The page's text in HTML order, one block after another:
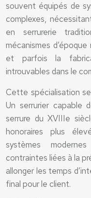
souvent équipés de
complexes,
en serrurerie
mécanismes
et parfois la
introuvables dans le
Cette spécialisation
Un serrurier capable
serrure du XVIIIe
honoraires plus
systèmes
contraintes liées à la
allonger les temps
final pour le client.